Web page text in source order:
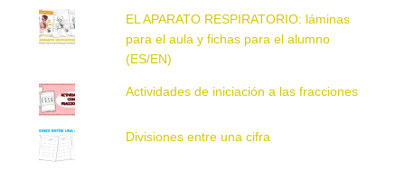
EL APARATO RESPIRATORIO: láminas
para el aula y fichas para el alumno
(ES/EN)
Actividades de iniciación a las fracciones
Divisiones entre una cifra